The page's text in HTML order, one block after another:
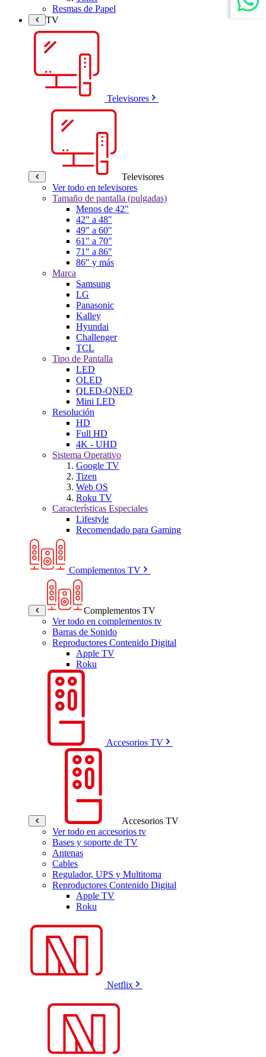
Resmas de Papel
TV
Televisores
Televisores
Ver todo en televisores
Tamaño de pantalla (pulgadas)
Menos de 42"
42" a 48"
49" a 60"
61" a 70"
71" a 86"
86" y más
Marca
Samsung
LG
Panasonic
Kalley
Hyundai
Challenger
TCL
Tipo de Pantalla
LED
OLED
QLED-QNED
Mini LED
Resolución
HD
Full HD
4K - UHD
Sistema Operativo
Google TV
Tizen
Web OS
Roku TV
Características Especiales
Lifestyle
Recomendado para Gaming
Complementos TV
Complementos TV
Ver todo en complementos tv
Barras de Sonido
Reproductores Contenido Digital
Apple TV
Roku
Accesorios TV
Accesorios TV
Ver todo en accesorios tv
Bases y soporte de TV
Antenas
Cables
Regulador, UPS y Multitoma
Reproductores Contenido Digital
Apple TV
Roku
Netflix